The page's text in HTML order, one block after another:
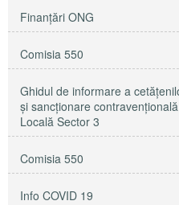
Finanțări ONG
Comisia 550
Ghidul de informare a
și sancționare
Locală Sector 3
Comisia 550
Info COVID 19